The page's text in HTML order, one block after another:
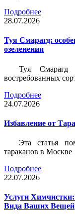
Подробнее
28.07.2026
Туя Смарагд:
озеленении
Туя
востребованных
Подробнее
24.07.2026
Избавление от
Эта статья
тараканов в Москве
Подробнее
22.07.2026
Услуги Химчистки:
Вида Ваших Вещей